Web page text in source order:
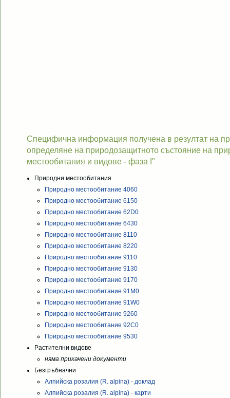
Специфична информация получена в резултат на
определяне на природозащитното състояние на
местообитания и видове - фаза I"
Природни местообитания
Природно местообитание 4060
Природно местообитание 6150
Природно местообитание 62D0
Природно местообитание 6430
Природно местообитание 8110
Природно местообитание 8220
Природно местообитание 9110
Природно местообитание 9130
Природно местообитание 9170
Природно местообитание 91M0
Природно местообитание 91W0
Природно местообитание 9260
Природно местообитание 92C0
Природно местообитание 9530
Растителни видове
няма прикачени документи
Безгръбначни
Алпийска розалия (R. alpina) - доклад
Алпийска розалия (R. alpina) - карти